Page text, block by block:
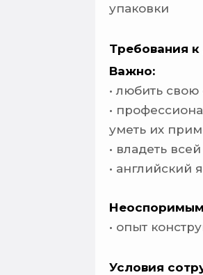
упаковки
Требования
Важно:
• любить свою
•
уметь их
• владеть
• английский
• опыт
Условия